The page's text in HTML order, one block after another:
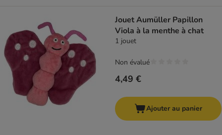
Jouet Aumüller Papillon
Viola à la menthe à chat
1 jouet
4,49 €
Non évalué
Ajouter au panier